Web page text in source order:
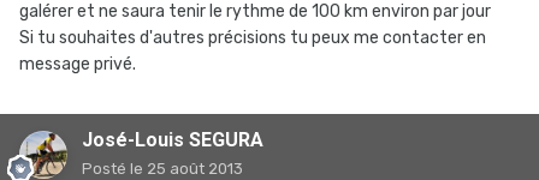
galérer et ne saura tenir le rythme de 100 km environ par jour
Si tu souhaites d'autres précisions tu peux me contacter en
message privé.
José-Louis SEGURA
Posté le 25 août 2013